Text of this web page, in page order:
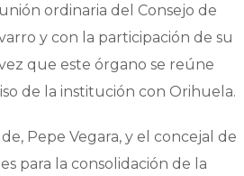
ordinaria del Consejo de
y con la participación de su
que este órgano se reúne
de la institución con Orihuela.
Pepe Vegara, y el concejal de
para la consolidación de la